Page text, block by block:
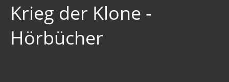
Krieg der Klone -
Hörbücher